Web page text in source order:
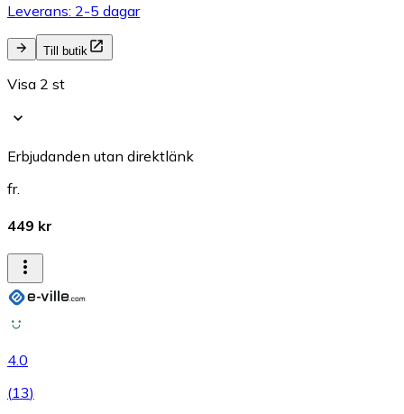
Leverans: 2-5 dagar
Till butik
Visa 2 st
Erbjudanden utan direktlänk
fr.
449 kr
4.0
(13)